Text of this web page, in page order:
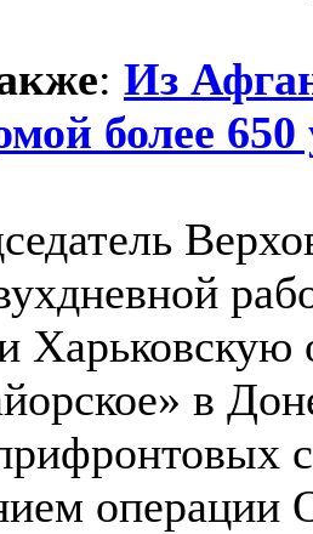
: Из
более
Харьковскую
в
операции